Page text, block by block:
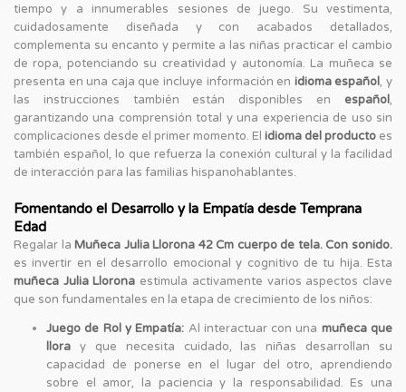
tiempo y a innumerables sesiones de juego. Su vestimenta,
cuidadosamente diseñada y con acabados detallados,
complementa su encanto y permite a las niñas practicar el cambio
de ropa, potenciando su creatividad y autonomía. La muñeca se
presenta en una caja que incluye información en idioma español, y
las instrucciones también están disponibles en español,
garantizando una comprensión total y una experiencia de uso sin
complicaciones desde el primer momento. El idioma del producto es
también español, lo que refuerza la conexión cultural y la facilidad
de interacción para las familias hispanohablantes.
Fomentando el Desarrollo y la Empatía desde Temprana
Edad
Regalar laMuñeca Julia Llorona 42 Cm cuerpo de tela. Con sonido.
es invertir en el desarrollo emocional y cognitivo de tu hija. Esta
muñeca Julia Llorona estimula activamente varios aspectos clave
que son fundamentales en la etapa de crecimiento de los niños:
Juego de Rol y Empatía: Al interactuar con una muñeca que
llora y que necesita cuidado, las niñas desarrollan su
capacidad de ponerse en el lugar del otro, aprendiendo
sobre el amor, la paciencia y la responsabilidad. Es una